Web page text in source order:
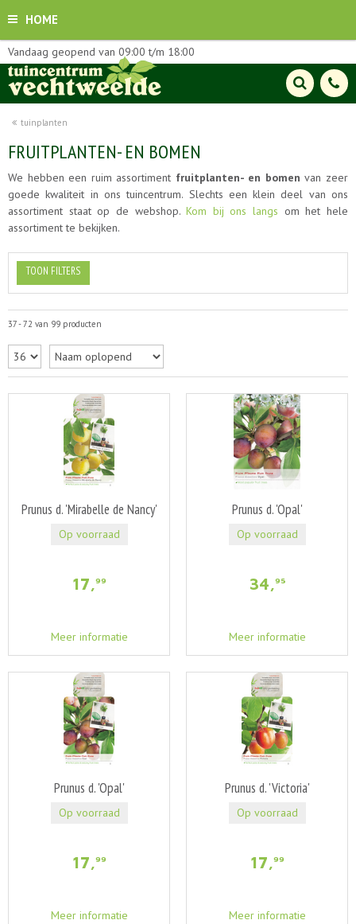
HOME
tuinplanten
Vandaag geopend van 09:00 t/m 18:00
FRUITPLANTEN- EN BOMEN
We hebben een ruim assortiment fruitplanten- en bomen van zeer
goede kwaliteit in ons tuincentrum. Slechts een klein deel van ons
assortiment staat op de webshop.Kom bij ons langs om het hele
assortiment te bekijken.
TOON FILTERS
37 - 72 van 99 producten
Prunus d. 'Mirabelle de Nancy'
17,99
Meer informatie
Op voorraad
Prunus d. 'Opal'
34,95
Meer informatie
Op voorraad
Prunus d. 'Opal'
17,99
Meer informatie
Op voorraad
Prunus d. 'Victoria'
17,99
Meer informatie
Op voorraad